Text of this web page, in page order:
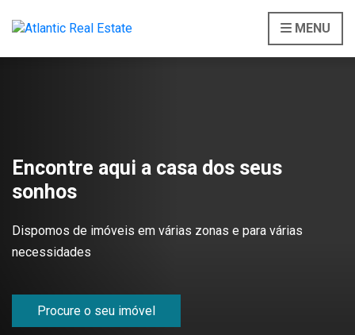
MENU
Encontre aqui a casa dos seus
sonhos
Dispomos de imóveis em várias zonas e para várias
necessidades
Procure o seu imóvel